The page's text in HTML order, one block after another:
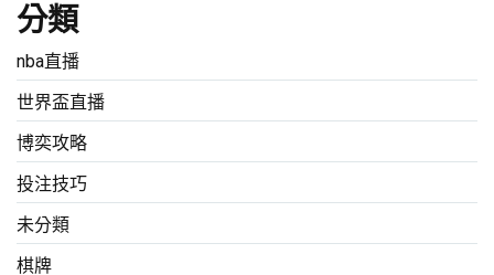
分類
nba直播
世界盃直播
博奕攻略
投注技巧
未分類
棋牌